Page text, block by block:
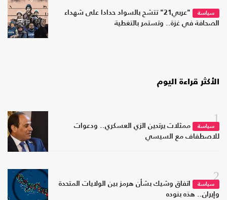
سياسة
"عربي21" تتشح بالسواد حدادا على شهداء
الصحافة في غزة.. وتستمر بالتغطية
الأكثر قراءة اليوم
1
سياسة
ممثلات يرتدين الزي العسكري.. ودعوات
للاصطفاف مع السيسي
2
سياسة
اتفاق وشيك بشأن هرمز بين الولايات المتحدة
وإيران.. هذه بنوده